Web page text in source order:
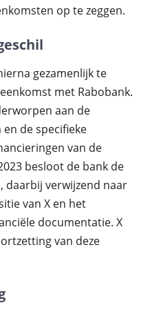
op te zeggen.
gezamenlijk te
met Rabobank.
aan de
de specifieke
van de
besloot de bank de
daarbij verwijzend naar
van X en het
documentatie. X
van deze